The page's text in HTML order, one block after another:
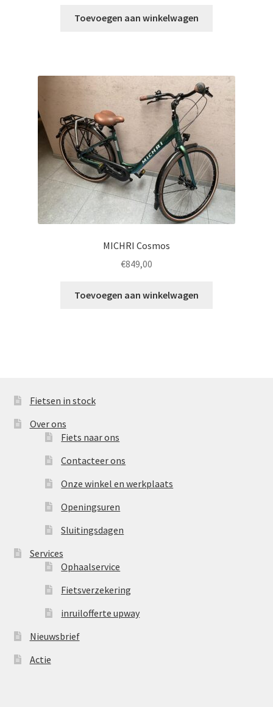
Toevoegen aan winkelwagen
MICHRI Cosmos
€849,00
Toevoegen aan winkelwagen
Fietsen in stock
Over ons
Fiets naar ons
Contacteer ons
Onze winkel en werkplaats
Openingsuren
Sluitingsdagen
Services
Ophaalservice
Fietsverzekering
inruilofferte upway
Nieuwsbrief
Actie